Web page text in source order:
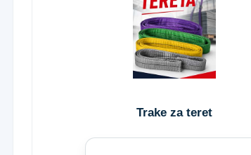
Trake za teret